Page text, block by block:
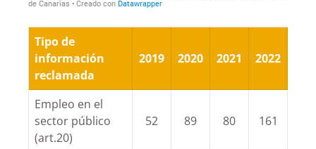
Tipo de
información
reclamada
2019 2020 2021 2022
Empleo en el
sector público
(art.20)
52 89 80 161